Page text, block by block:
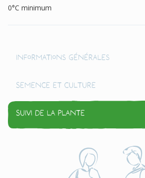
0°C minimum
Informations générales
Semence et culture
Suivi de la plante